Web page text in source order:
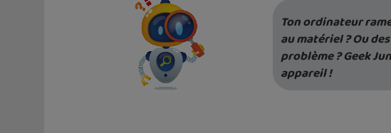
Ton ordinateur
au matériel ? Ou
problème ? Geek
appareil !